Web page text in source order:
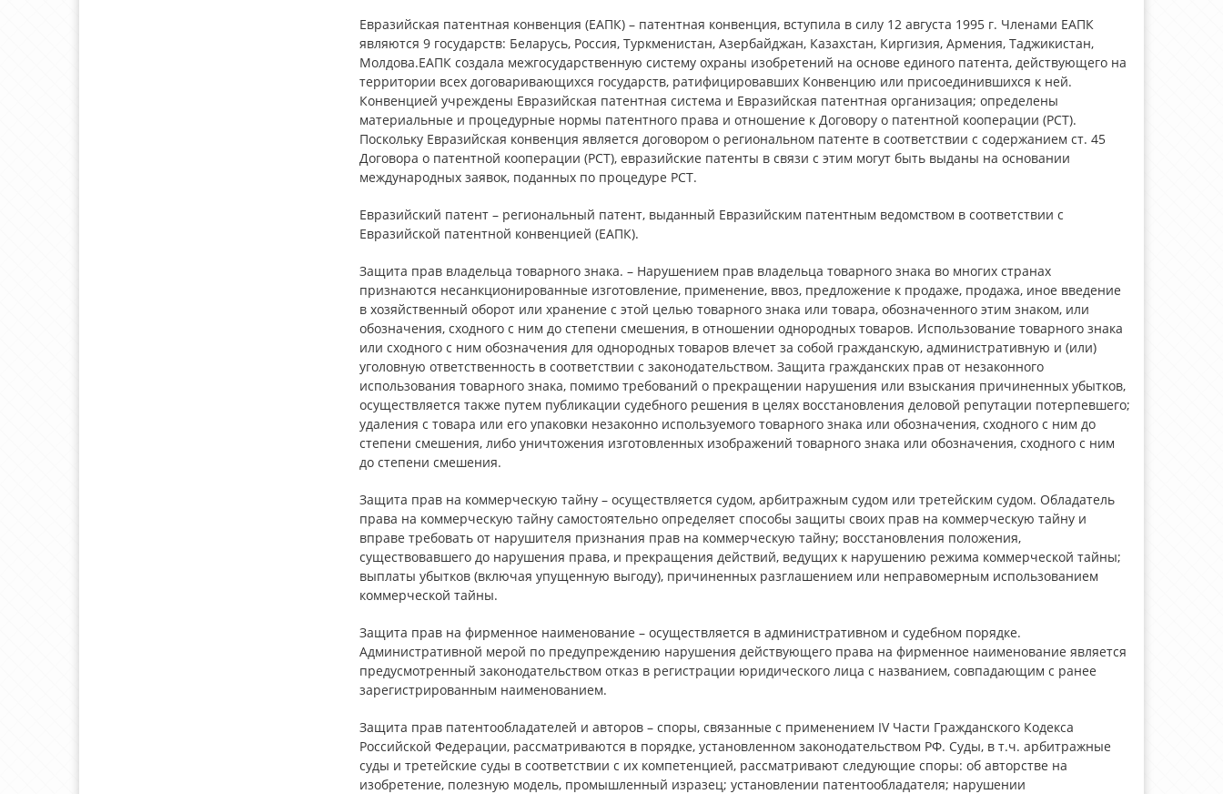
Евразийская патентная конвенция (ЕАПК) – патентная конвенция, вступила в силу 12 августа 1995 г. Членами ЕАПК
являются 9 государств: Беларусь, Россия, Туркменистан, Азербайджан, Казахстан, Киргизия, Армения, Таджикистан,
Молдова.ЕАПК создала межгосударственную систему охраны изобретений на основе единого патента, действующего на
территории всех договаривающихся государств, ратифицировавших Конвенцию или присоединившихся к ней.
Конвенцией учреждены Евразийская патентная система и Евразийская патентная организация; определены
материальные и процедурные нормы патентного права и отношение к Договору о патентной кооперации (РСТ).
Поскольку Евразийская конвенция является договором о региональном патенте в соответствии с содержанием ст. 45
Договора о патентной кооперации (РСТ), евразийские патенты в связи с этим могут быть выданы на основании
международных заявок, поданных по процедуре РСТ.
Евразийский патент – региональный патент, выданный Евразийским патентным ведомством в соответствии с
Евразийской патентной конвенцией (ЕАПК).
Защита прав владельца товарного знака. – Нарушением прав владельца товарного знака во многих странах
признаются несанкционированные изготовление, применение, ввоз, предложение к продаже, продажа, иное введение
в хозяйственный оборот или хранение с этой целью товарного знака или товара, обозначенного этим знаком, или
обозначения, сходного с ним до степени смешения, в отношении однородных товаров. Использование товарного знака
или сходного с ним обозначения для однородных товаров влечет за собой гражданскую, административную и (или)
уголовную ответственность в соответствии с законодательством. Защита гражданских прав от незаконного
использования товарного знака, помимо требований о прекращении нарушения или взыскания причиненных убытков,
осуществляется также путем публикации судебного решения в целях восстановления деловой репутации потерпевшего;
удаления с товара или его упаковки незаконно используемого товарного знака или обозначения, сходного с ним до
степени смешения, либо уничтожения изготовленных изображений товарного знака или обозначения, сходного с ним
до степени смешения.
Защита прав на коммерческую тайну – осуществляется судом, арбитражным судом или третейским судом. Обладатель
права на коммерческую тайну самостоятельно определяет способы защиты своих прав на коммерческую тайну и
вправе требовать от нарушителя признания прав на коммерческую тайну; восстановления положения,
существовавшего до нарушения права, и прекращения действий, ведущих к нарушению режима коммерческой тайны;
выплаты убытков (включая упущенную выгоду), причиненных разглашением или неправомерным использованием
коммерческой тайны.
Защита прав на фирменное наименование – осуществляется в административном и судебном порядке.
Административной мерой по предупреждению нарушения действующего права на фирменное наименование является
предусмотренный законодательством отказ в регистрации юридического лица с названием, совпадающим с ранее
зарегистрированным наименованием.
Защита прав патентообладателей и авторов – споры, связанные с применением IV Части Гражданского Кодекса
Российской Федерации, рассматриваются в порядке, установленном законодательством РФ. Суды, в т.ч. арбитражные
суды и третейские суды в соответствии с их компетенцией, рассматривают следующие споры: об авторстве на
изобретение, полезную модель, промышленный изразец; установлении патентообладателя; нарушении